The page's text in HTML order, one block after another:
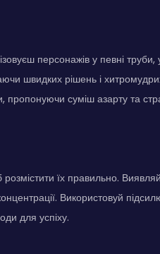
персонажів у певні труби,
швидких рішень і
суміш азарту та
їх правильно.
Використовуй
для успіху.